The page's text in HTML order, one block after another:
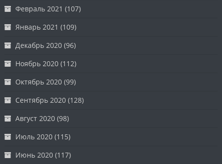
Февраль 2021 (107)
Январь 2021 (109)
Декабрь 2020 (96)
Ноябрь 2020 (112)
Октябрь 2020 (99)
Сентябрь 2020 (128)
Август 2020 (98)
Июль 2020 (115)
Июнь 2020 (117)